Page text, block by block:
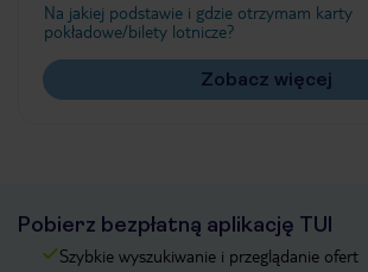
Na jakiej podstawie i gdzie otrzymam karty
pokładowe/bilety lotnicze?
Zobacz więcej
Pobierz bezpłatną aplikację TUI
Szybkie wyszukiwanie i przeglądanie ofert